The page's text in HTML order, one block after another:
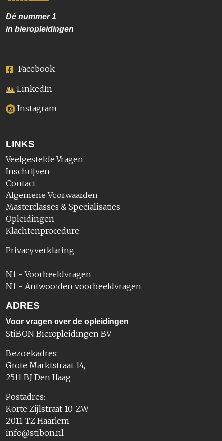
Dé nummer1
in bieropleidingen
Facebook
LinkedIn
Instagram
LINKS
Veelgestelde Vragen
Inschrijven
Contact
Algemene Voorwaarden
Masterclasses & Specialisaties
Opleidingen
Klachtenprocedure
Privacyverklaring
N1 - Voorbeeldvragen
N1 - Antwoorden voorbeeldvragen
ADRES
Voor vragen over de opleidingen
StiBON Bieropleidingen BV
Bezoekadres:
Grote Marktstraat 14,
2511 BJ Den Haag
Postadres:
Korte Zijlstraat 10-ZW
2011 TZ Haarlem
info@stibon.nl